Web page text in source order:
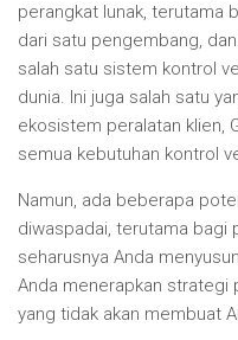
perangkat lunak, terutama
dari satu pengembang,
salah satu sistem kontrol
dunia. Ini juga salah satu
ekosistem peralatan klien,
semua kebutuhan kontrol
Namun, ada beberapa
diwaspadai, terutama bagi
seharusnya Anda
Anda menerapkan strategi
yang tidak akan membuat